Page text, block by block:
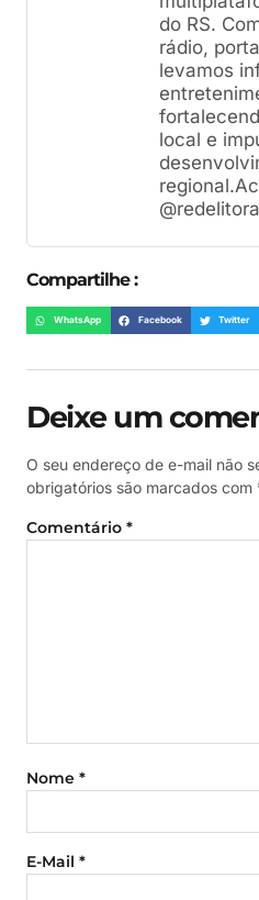
do RS.
rádio,
levamos
local e
Compartilhe :
WhatsApp Facebook Twitter
Deixe um
O seu endereço de e-mail não
obrigatórios são marcados com
Comentário *
Nome *
E-Mail *